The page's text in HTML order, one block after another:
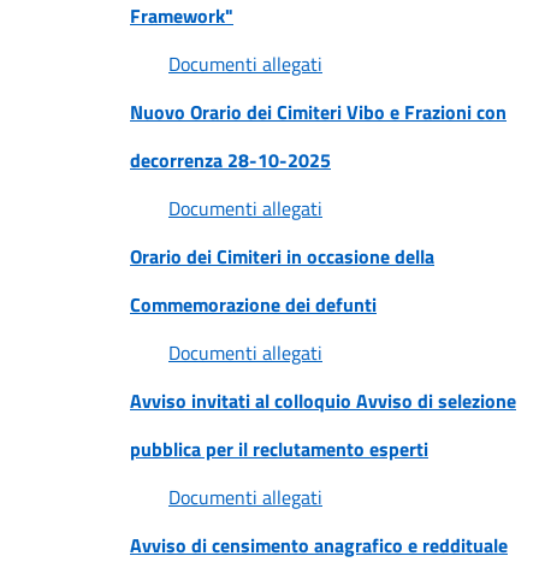
Framework"
Documenti allegati
Nuovo Orario dei Cimiteri Vibo e Frazioni con
decorrenza 28-10-2025
Documenti allegati
Orario dei Cimiteri in occasione della
Commemorazione dei defunti
Documenti allegati
Avviso invitati al colloquio Avviso di selezione
pubblica per il reclutamento esperti
Documenti allegati
Avviso di censimento anagrafico e reddituale